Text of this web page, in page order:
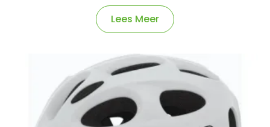
Lees Meer